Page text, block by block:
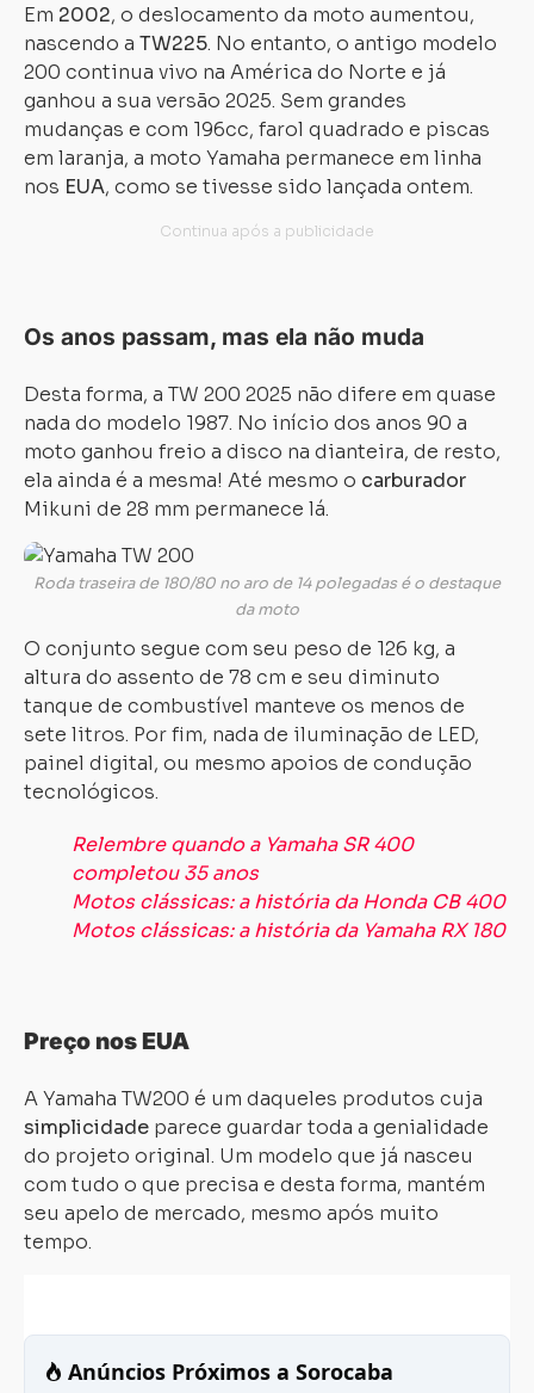
Em 2002, o deslocamento da moto aumentou,
nascendo a TW225. No entanto, o antigo modelo
200 continua vivo na América do Norte e já
ganhou a sua versão 2025. Sem grandes
mudanças e com 196cc, farol quadrado e piscas
em laranja, a moto Yamaha permanece em linha
nos EUA, como se tivesse sido lançada ontem.
Os anos passam, mas ela não muda
Desta forma, a TW 200 2025 não difere em quase
nada do modelo 1987. No início dos anos 90 a
moto ganhou freio a disco na dianteira, de resto,
ela ainda é a mesma! Até mesmo o carburador
Mikuni de 28 mm permanece lá.
Roda traseira de 180/80 no aro de 14 polegadas é o destaque
da moto
O conjunto segue com seu peso de 126 kg, a
altura do assento de 78 cm e seu diminuto
tanque de combustível manteve os menos de
sete litros. Por fim, nada de iluminação de LED,
painel digital, ou mesmo apoios de condução
tecnológicos.
Relembre quando a Yamaha SR 400
completou 35 anos
Motos clássicas: a história da Honda CB 400
Motos clássicas: a história da Yamaha RX 180
Preço nos EUA
A Yamaha TW200 é um daqueles produtos cuja
simplicidade parece guardar toda a genialidade
do projeto original. Um modelo que já nasceu
com tudo o que precisa e desta forma, mantém
seu apelo de mercado, mesmo após muito
tempo.